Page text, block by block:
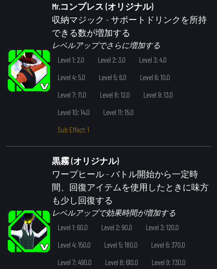
Mr.コンプレス (オリジナル)
収納マジック - サポートドリンクを所持
できる数が増加する
レベルアップでさらに増加する
Level 1: 2.0
Level 2: 3.0
Level 3: 4.0
Level 4: 5.0
Level 5: 6.0
Level 6: 10.0
Level 7: 11.0
Level 8: 12.0
Level 9: 13.0
Level 10: 14.0
Level 11: 15.0
Sub Effect: 1
黒霧 (オリジナル)
ワープヒール- バトル開始から一定時
間、回復アイテムを使用したときに味方
も少し回復する
レベルアップで効果時間が増加する
Level 1: 60.0
Level 2: 90.0
Level 3: 120.0
Level 4: 150.0
Level 5: 180.0
Level 6: 370.0
Level 7: 490.0
Level 8: 610.0
Level 9: 730.0